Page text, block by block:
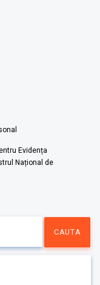
Evidența
Național de